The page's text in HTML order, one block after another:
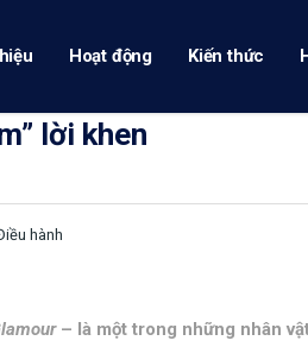
Hoạt động Kiến thức
lời khen
hành
– là một trong những nhân